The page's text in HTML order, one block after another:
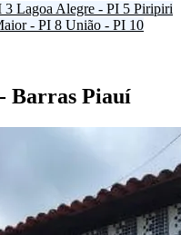
3 Lagoa Alegre - PI 5 Piripiri
- PI 8 União - PI 10
Barras Piauí